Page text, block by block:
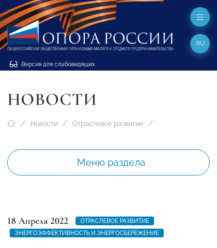
Версия для слабовидящих
RU
НОВОСТИ
Новости Отраслевое развитие
Меню раздела
18 Апреля 2022
ОТРАСЛЕВОЕ РАЗВИТИЕ
ЭНЕРГОЭФФЕКТИВНОСТЬ И ЭНЕРГОСБЕРЕЖЕНИЕ